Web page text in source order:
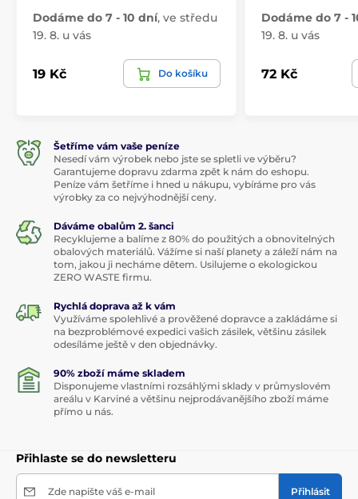
Dodáme do 7 - 10 dní, ve středu
19. 8. u vás
19 Kč Do košíku
Dodáme do 7 -
19. 8. u vás
72 Kč
Šetříme vám vaše peníze
Nesedí vám výrobek nebo jste se spletli ve výběru?
Garantujeme dopravu zdarma zpět k nám do eshopu.
Peníze vám šetříme i hned u nákupu, vybíráme pro vás
výrobky za co nejvýhodnější ceny.
Dáváme obalům 2. šanci
Recyklujeme a balíme z 80% do použitých a obnovitelných
obalových materiálů. Vážíme si naší planety a záleží nám na
tom, jakou ji necháme dětem. Usilujeme o ekologickou
ZERO WASTE firmu.
Rychlá doprava až k vám
Využíváme spolehlivé a prověžené dopravce a zakládáme si
na bezproblémové expedici vašich zásilek, většinu zásilek
odesíláme ještě v den objednávky.
90% zboží máme skladem
Disponujeme vlastními rozsáhlými sklady v průmyslovém
areálu v Karviné a většinu nejprodávanějšího zboží máme
přímo u nás.
Přihlaste se do newsletteru
Zde napište váš e-mail Přihlásit